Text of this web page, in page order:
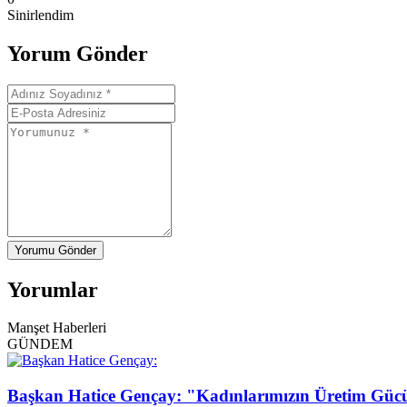
Sinirlendim
Yorum Gönder
Yorumu Gönder
Yorumlar
Manşet Haberleri
GÜNDEM
Başkan Hatice Gençay: "Kadınlarımızın Üretim